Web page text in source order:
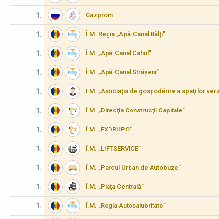
1. Gazprom
1. Î.M. Regia „Apă-Canal Bălţi"
1. Î.M. „Apă-Canal Cahul”
1. Î.M. „Apă-Canal Strășeni”
1. Î.M. „Asociaţia de gospodărire a spaţiilor
1. Î.M. „Direcţia Construcţii Capitale”
1. Î.M. „EXDRUPO”
1. Î.M. „LIFTSERVICE”
1. Î.M. „Parcul Urban de Autobuze”
1. Î.M. „Piaţa Centrală”
1. Î.M. „Regia Autosalubritate”